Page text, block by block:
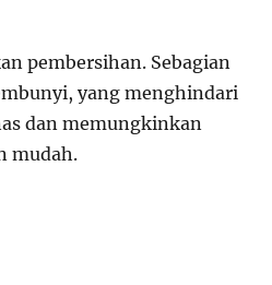
pembersihan. Sebagian
yang menghindari
dan memungkinkan
mudah.